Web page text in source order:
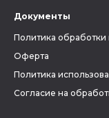
Документы
Политика
Оферта
Политика
Согласие на